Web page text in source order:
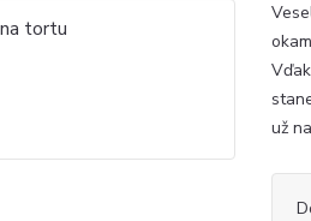
už